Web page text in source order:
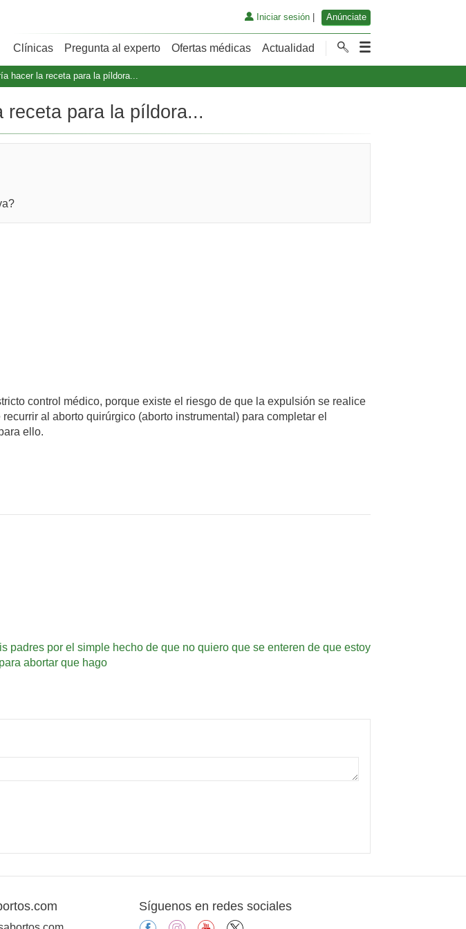
Iniciar sesión| Anúnciate
Clínicas Pregunta al experto Ofertas médicas Actualidad
hacer la receta para la píldora...
para la píldora...
control médico, porque existe el riesgo de que la expulsión se realice
al aborto quirúrgico (aborto instrumental) para completar el
ello.
por el simple hecho de que no quiero que se enteren de que estoy
abortar que hago
Síguenos en redes sociales